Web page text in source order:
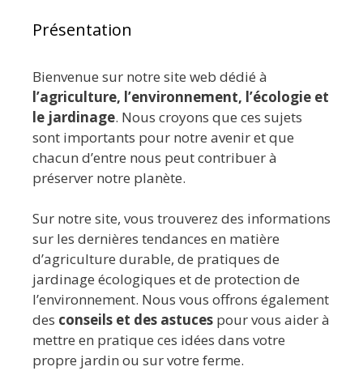
Présentation
Bienvenue sur notre site web dédié à
l’agriculture, l’environnement, l’écologie et
le jardinage. Nous croyons que ces sujets
sont importants pour notre avenir et que
chacun d’entre nous peut contribuer à
préserver notre planète.
Sur notre site, vous trouverez des informations
sur les dernières tendances en matière
d’agriculture durable, de pratiques de
jardinage écologiques et de protection de
l’environnement. Nous vous offrons également
des conseils et des astuces pour vous aider à
mettre en pratique ces idées dans votre
propre jardin ou sur votre ferme.